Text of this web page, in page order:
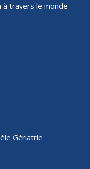
à travers le monde
Gériatrie